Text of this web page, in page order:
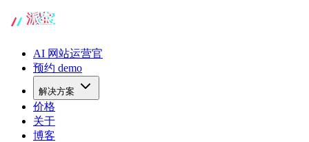
AI 网站运营官
预约 demo
解决方案
价格
关于
博客